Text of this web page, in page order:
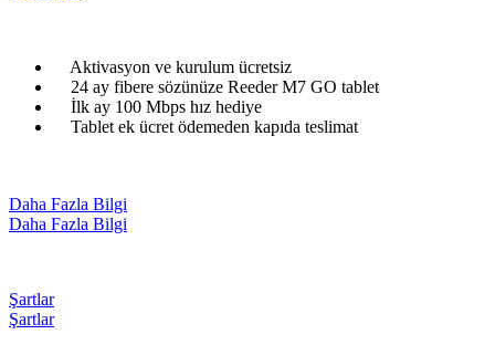
Aktivasyon ve kurulum ücretsiz
24 ay fibere sözünüze Reeder M7 GO tablet
İlk ay 100 Mbps hız hediye
Tablet ek ücret ödemeden kapıda teslimat
Daha Fazla Bilgi
Daha Fazla Bilgi
Şartlar
Şartlar